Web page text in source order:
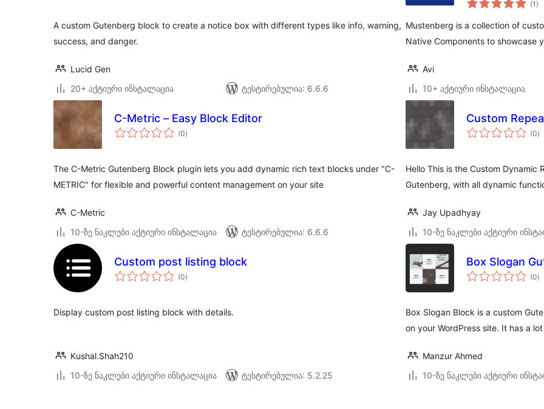
A custom Gutenberg block to create a notice box with different types like info, warning,
success, and danger.
Lucid Gen
20+ აქტიური ინსტალაცია
ტესტირებულია: 6.6.6
(1 )
Mustenberg is a collection of
Native Components to showcase
Avi
10+ აქტიური ინსტალაცია
C-Metric – Easy Block Editor
(0საერთო
რეიტინგი
)
The C-Metric Gutenberg Block plugin lets you add dynamic rich text blocks under "C-
METRIC" for flexible and powerful content management on your site
C-Metric
10-ზე ნაკლები აქტიური ინსტალაცია
ტესტირებულია: 6.6.6
Custom
(0)
Hello This is the Custom Dynamic
Gutenberg, with all dynamic
Jay Upadhyay
10-ზე ნაკლები აქტიური
Custom post listing block
(0საერთო
რეიტინგი
)
Display custom post listing block with details.
Kushal.Shah210
10-ზე ნაკლები აქტიური ინსტალაცია
ტესტირებულია: 5.2.25
Box Slogan
(0)
Box Slogan Block is a custom
on your WordPress site. It has a
Manzur Ahmed
10-ზე ნაკლები აქტიური